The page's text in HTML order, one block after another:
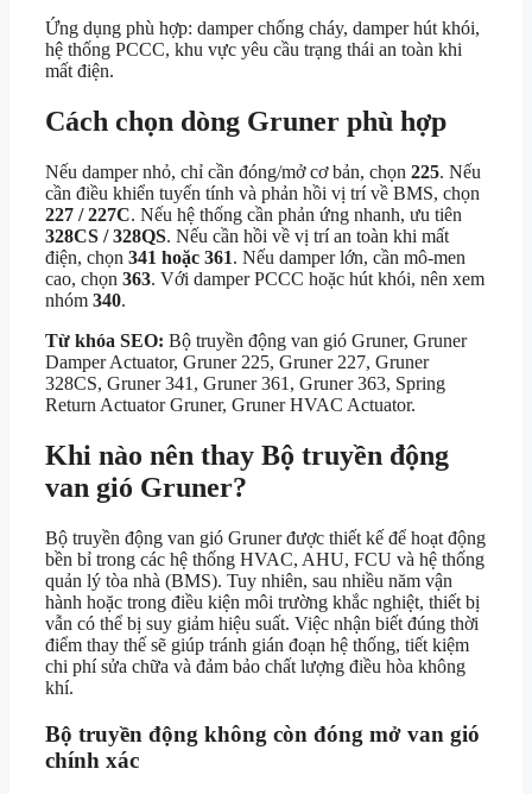
Ứng dụng phù hợp: damper chống cháy, damper hút khói,
hệ thống PCCC, khu vực yêu cầu trạng thái an toàn khi
mất điện.
Cách chọn dòng Gruner phù hợp
Nếu damper nhỏ, chỉ cần đóng/mở cơ bản, chọn 225. Nếu
cần điều khiển tuyến tính và phản hồi vị trí về BMS, chọn
227 / 227C. Nếu hệ thống cần phản ứng nhanh, ưu tiên
328CS / 328QS. Nếu cần hồi về vị trí an toàn khi mất
điện, chọn 341 hoặc 361. Nếu damper lớn, cần mô-men
cao, chọn 363. Với damper PCCC hoặc hút khói, nên xem
nhóm 340.
Từ khóa SEO: Bộ truyền động van gió Gruner, Gruner
Damper Actuator, Gruner 225, Gruner 227, Gruner
328CS, Gruner 341, Gruner 361, Gruner 363, Spring
Return Actuator Gruner, Gruner HVAC Actuator.
Khi nào nên thay Bộ truyền động
van gió Gruner?
Bộ truyền động van gió Gruner được thiết kế để hoạt động
bền bỉ trong các hệ thống HVAC, AHU, FCU và hệ thống
quản lý tòa nhà (BMS). Tuy nhiên, sau nhiều năm vận
hành hoặc trong điều kiện môi trường khắc nghiệt, thiết bị
vẫn có thể bị suy giảm hiệu suất. Việc nhận biết đúng thời
điểm thay thế sẽ giúp tránh gián đoạn hệ thống, tiết kiệm
chi phí sửa chữa và đảm bảo chất lượng điều hòa không
khí.
Bộ truyền động không còn đóng mở van gió
chính xác